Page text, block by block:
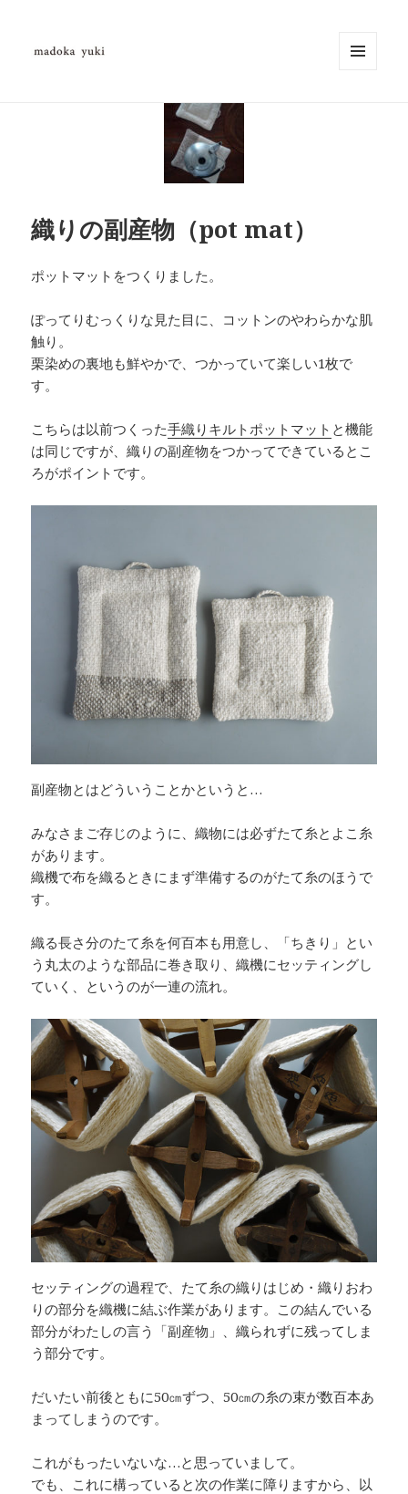
織りの副産物（pot mat）
ポットマットをつくりました。
ぽってりむっくりな見た目に、コットンのやわらかな肌
触り。
栗染めの裏地も鮮やかで、つかっていて楽しい1枚で
す。
こちらは以前つくった手織りキルトポットマット と機能
は同じですが、織りの副産物をつかってできているとこ
ろがポイントです。
副産物とはどういうことかというと…
みなさまご存じのように、織物には必ずたて糸とよこ糸
があります。
織機で布を織るときにまず準備するのがたて糸のほうで
す。
織る長さ分のたて糸を何百本も用意し、「ちきり」とい
う丸太のような部品に巻き取り、織機にセッティングし
ていく、というのが一連の流れ。
セッティングの過程で、たて糸の織りはじめ・織りおわ
りの部分を織機に結ぶ作業があります。この結んでいる
部分がわたしの言う「副産物」、織られずに残ってしま
う部分です。
だいたい前後ともに50㎝ずつ、50㎝の糸の束が数百本あ
まってしまうのです。
これがもったいないな…と思っていまして。
でも、これに構っていると次の作業に障りますから、以